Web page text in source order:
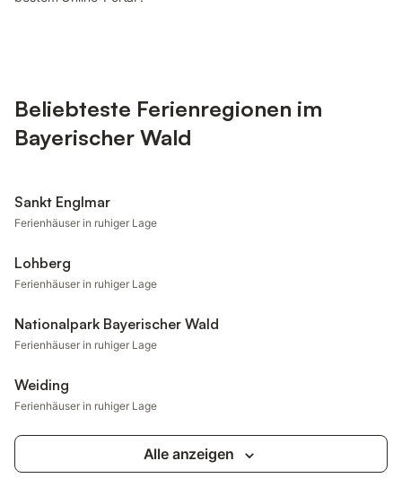
Beliebteste Ferienregionen im
Bayerischer Wald
Sankt Englmar
Ferienhäuser in ruhiger Lage
Lohberg
Ferienhäuser in ruhiger Lage
Nationalpark Bayerischer Wald
Ferienhäuser in ruhiger Lage
Weiding
Ferienhäuser in ruhiger Lage
Alle anzeigen